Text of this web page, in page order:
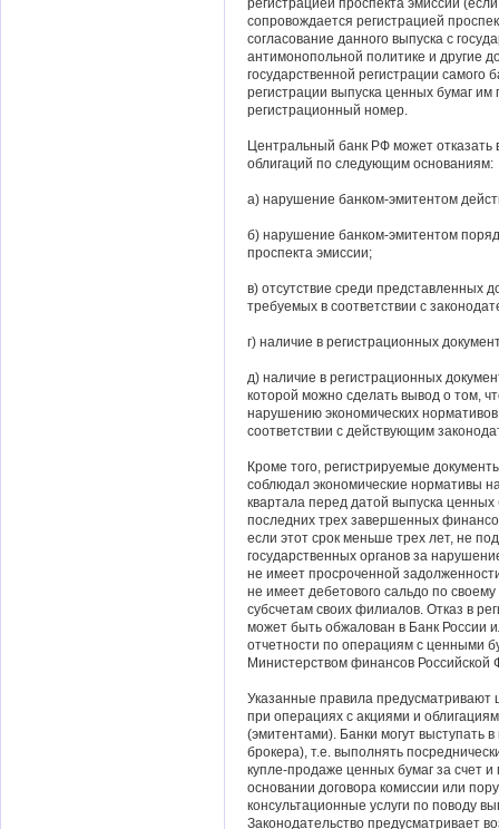
регистрацией проспекта эмиссии
сопровождается регистрацией
согласование данного выпуска с
антимонопольной политике и другие
государственной регистрации самого
регистрации выпуска ценных бумаг им
регистрационный номер.
Центральный банк РФ может отказать
облигаций по следующим основаниям:
а) нарушение банком-эмитентом
б) нарушение банком-эмитентом
проспекта эмиссии;
в) отсутствие среди представленных
требуемых в соответствии с
г) наличие в регистрационных
д) наличие в регистрационных
которой можно сделать вывод о том,
нарушению экономических
соответствии с действующим
Кроме того, регистрируемые
соблюдал экономические нормативы
квартала перед датой выпуска
последних трех завершенных
если этот срок меньше трех лет, не
государственных органов за
не имеет просроченной
не имеет дебетового сальдо по
субсчетам своих филиалов. Отказ в
может быть обжалован в Банк России
отчетности по операциям с ценными
Министерством финансов Российской
Указанные правила предусматривают
при операциях с акциями и
(эмитентами). Банки могут выступать
брокера), т.е. выполнять
купле-продаже ценных бумаг за счет
основании договора комиссии или
консультационные услуги по поводу
Законодательство предусматривает